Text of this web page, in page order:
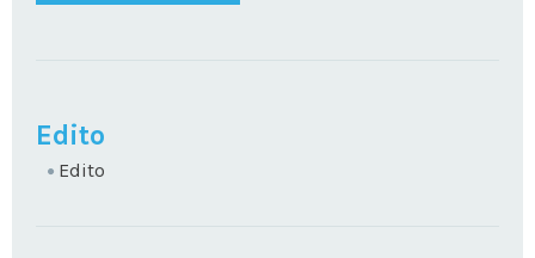
NAVIGATION
Edito
Edito